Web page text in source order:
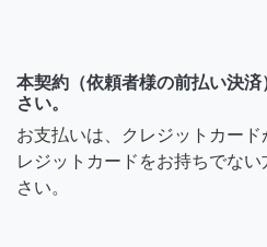
本契約（依頼者様の前払い決
さい。
お支払いは、クレジットカー
レジットカードをお持ちでな
さい。